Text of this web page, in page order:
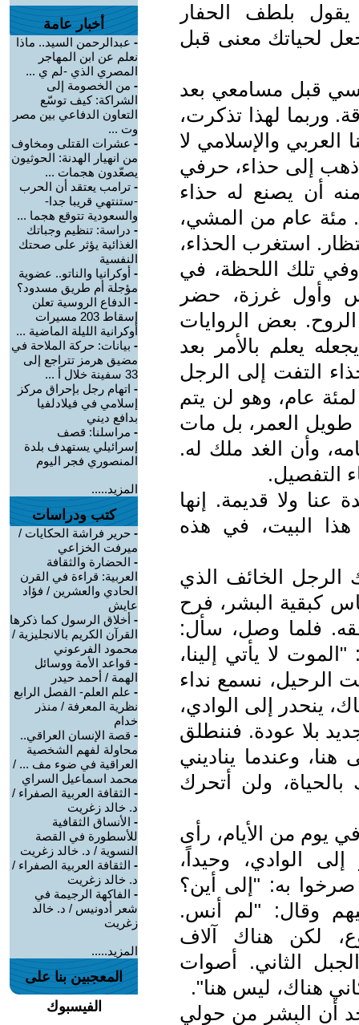
بلطف الحفار
لحياتك معنى قبل
قبل مسامعي بعد
وربما لهذا تذكرت،
والإسلامي لا
إلى حذاء، حرفي
أن يصنع له حذاء
مئة عام من المشي،
استغرب الحذاء،
تلك اللحظة، في
وأول غرزة، حضر
بعض الروايات
يعلم بالأمر بعد
التفت إلى الرجل
عام، وهو لن يتم
العمر، بل مات
وأن الغد ملك له.
التفصيل.
عنا ولا قديمة. إنها
البيت، في هذه
الرجل الخائف الذي
كبقية البشر، فرح
فلما وصل، سأل:
لا يأتي إلينا،
الرحيل، نسمع نداء
ينحدر إلى الوادي،
بلا عودة. فننطلق
وعندما يناديني
ولن أتحرك
يوم من الأيام، رأى
الوادي، وحيداً،
به: "إلى أين؟
وقال: "لم أنس.
لكن هناك آلاف
الثاني. أصوات
هناك، ليس هنا".
أن البشر من حولي
أخبار عامة
- عبدالرحمن السيد.. ماذا
نعلم عن ابن المهاجر
المصري الذي -لم ي ...
- من الخصومة إلى
الشراكة: كيف توسّع
التعاون الدفاعي بين مصر
وت ...
- عشرات القتلى ومخاوف
من انهيار الهدنة: الحوثيون
يصعّدون هجمات ...
- ترامب يعتقد أن الحرب
-ستنتهي قريبا جدا-
والسعودية تتوقع هجما ...
- دراسة: تنظيم وجباتك
الغذائية يؤثر على صحتك
النفسية
- أوكرانيا والناتو.. عضوية
مؤجلة أم طريق مسدود؟
- الدفاع الروسية تعلن
إسقاط 203 مسيرات
أوكرانية الليلة الماضية ...
- بيانات: حركة الملاحة في
مضيق هرمز تتراجع إلى
33 سفينة خلال أ ...
- اتهام رجل بإحراق مركز
إسلامي في فيلادلفيا
بدافع ديني
- مراسلنا: قصف
إسرائيلي يستهدف بلدة
المنصوري فجر اليوم
المزيد.....
كتب ودراسات
- حرير فراشة الحكايات /
ميرفت الخزاعي
- الحضارة والثقافة
العربية: قراءة في القرن
الحادي والعشرين / فؤاد
عايش
- أخلاق الرسول كما ذكرها
القرآن الكريم بالانجليزية /
محمود الفرعوني
- قواعد الأمة ووسائل
الهمة / أحمد حيدر
- علم العلم- الفصل الرابع
نظرية المعرفة / منذر
خدام
- قصة الإنسان العراقي..
محاولة لفهم الشخصية
العراقية في ضوء مف ... /
محمد اسماعيل السراي
- الثقافة العربية الصفراء /
د. خالد زغريت
- الأنساق الثقافية
للأسطورة في القصة
النسوية / د. خالد زغريت
- الثقافة العربية الصفراء /
د. خالد زغريت
- الفاكهة الرجيمة في
شعر أدونيس / د. خالد
زغريت
المزيد.....
المعجبين بنا على
الفيسبوك